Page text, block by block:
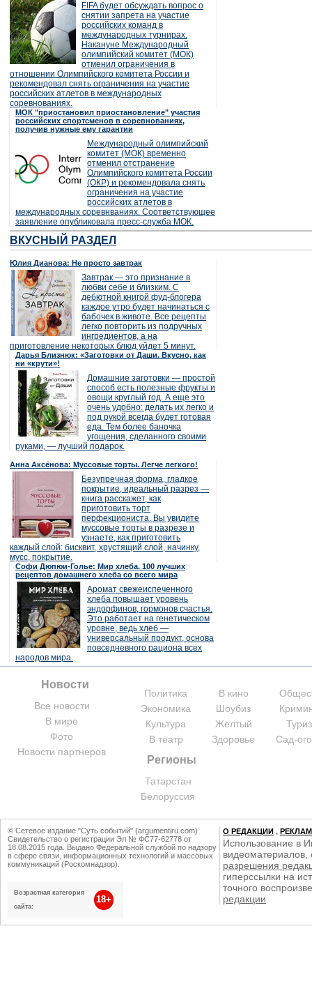
FIFA будет обсуждать вопрос о
снятии запрета на участие
российских команд в
международных турнирах.
Накануне Международный
олимпийский комитет (МОК)
отменил ограничения в
отношении Олимпийского комитета России и
рекомендовал снять ограничения на участие
российских атлетов в международных
соревнованиях.
МОК "приостановил приостановление" участия
российских спортсменов в соревнованиях,
получив нужные ему гарантии
Международный олимпийский
комитет (МОК) временно
отменил отстранение
Олимпийского комитета России
(ОКР) и рекомендовала снять
ограничения на участие
российских атлетов в
международных соревнваниях. Соответствующее
заявление опубликовала пресс-служба МОК.
ВКУСНЫЙ РАЗДЕЛ
Юлия Дианова: Не просто завтрак
Завтрак — это признание в
любви себе и близким. С
дебютной книгой фуд-блогера
каждое утро будет начинаться с
бабочек в животе. Все рецепты
легко повторить из подручных
ингредиентов, а на
приготовление некоторых блюд уйдет 5 минут.
Дарья Близнюк: «Заготовки от Даши. Вкусно, как
ни «крути»!
Домашние заготовки — простой
способ есть полезные фрукты и
овощи круглый год. А еще это
очень удобно: делать их легко и
под рукой всегда будет готовая
еда. Тем более баночка
угощения, сделанного своими
руками, — лучший подарок.
Анна Аксёнова: Муссовые торты. Легче легкого!
Безупречная форма, гладкое
покрытие, идеальный разрез —
книга расскажет, как
приготовить торт
перфекциониста. Вы увидите
муссовые торты в разрезе и
узнаете, как приготовить
каждый слой: бисквит, хрустящий слой, начинку,
мусс, покрытие.
Софи Дюпюи-Голье: Мир хлеба. 100 лучших
рецептов домашнего хлеба со всего мира
Аромат свежеиспеченного
хлеба повышает уровень
эндорфинов, гормонов счастья.
Это работает на генетическом
уровне, ведь хлеб —
универсальный продукт, основа
повседневного рациона всех
народов мира.
Новости
Все новости
В мире
Фото
Новости партнеров
Политика
Экономика
Культура
В театр
В кино
Шоубиз
Желтый
Здоровье
Сад-
Регионы
Татарстан
Белоруссия
© Сетевое издание "Суть событий" (argumentiru.com)
Свидетельство о регистрации Эл № ФС77-62778 от
18.08.2015 года. Выдано Федеральной службой по надзору
в сфере связи, информационных технологий и массовых
коммуникаций (Роскомнадзор).
Возрастная категория
сайта:
18+
О РЕДАКЦИИ ,
Использование в
видеоматериалов,
разрешения
гиперссылки на
точного
редакции